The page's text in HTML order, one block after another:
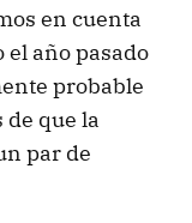
en cuenta
el año pasado
probable
que la
par de